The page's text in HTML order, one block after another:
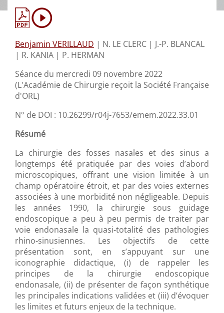
Benjamin VERILLAUD | N. LE CLERC | J.-P. BLANCAL
| R. KANIA | P. HERMAN
Séance du mercredi 09 novembre 2022
(L'Académie de Chirurgie reçoit la Société Française
d'ORL)
N° de DOI : 10.26299/r04j-7653/emem.2022.33.01
Résumé
La chirurgie des fosses nasales et des sinus a
longtemps été pratiquée par des voies d’abord
microscopiques, offrant une vision limitée à un
champ opératoire étroit, et par des voies externes
associées à une morbidité non négligeable. Depuis
les années 1990, la chirurgie sous guidage
endoscopique a peu à peu permis de traiter par
voie endonasale la quasi-totalité des pathologies
rhino-sinusiennes. Les objectifs de cette
présentation sont, en s’appuyant sur une
iconographie didactique, (i) de rappeler les
principes de la chirurgie endoscopique
endonasale, (ii) de présenter de façon synthétique
les principales indications validées et (iii) d’évoquer
les limites et futurs enjeux de la technique.